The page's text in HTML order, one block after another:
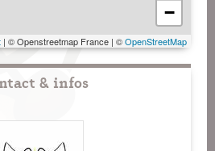
−
| © Openstreetmap France | ©OpenStreetMap
& infos